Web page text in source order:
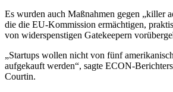
Es wurden auch Maßnahmen gegen „killer
die die EU-Kommission ermächtigen,
von widerspenstigen Gatekeepern
„Startups wollen nicht von fünf
aufgekauft werden“, sagte ECON-
Courtin.